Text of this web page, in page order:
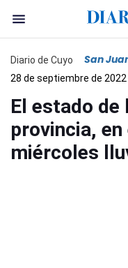
Diario de Cuyo San
28 de septiembre de 2022
El estado de
provincia,
miércoles